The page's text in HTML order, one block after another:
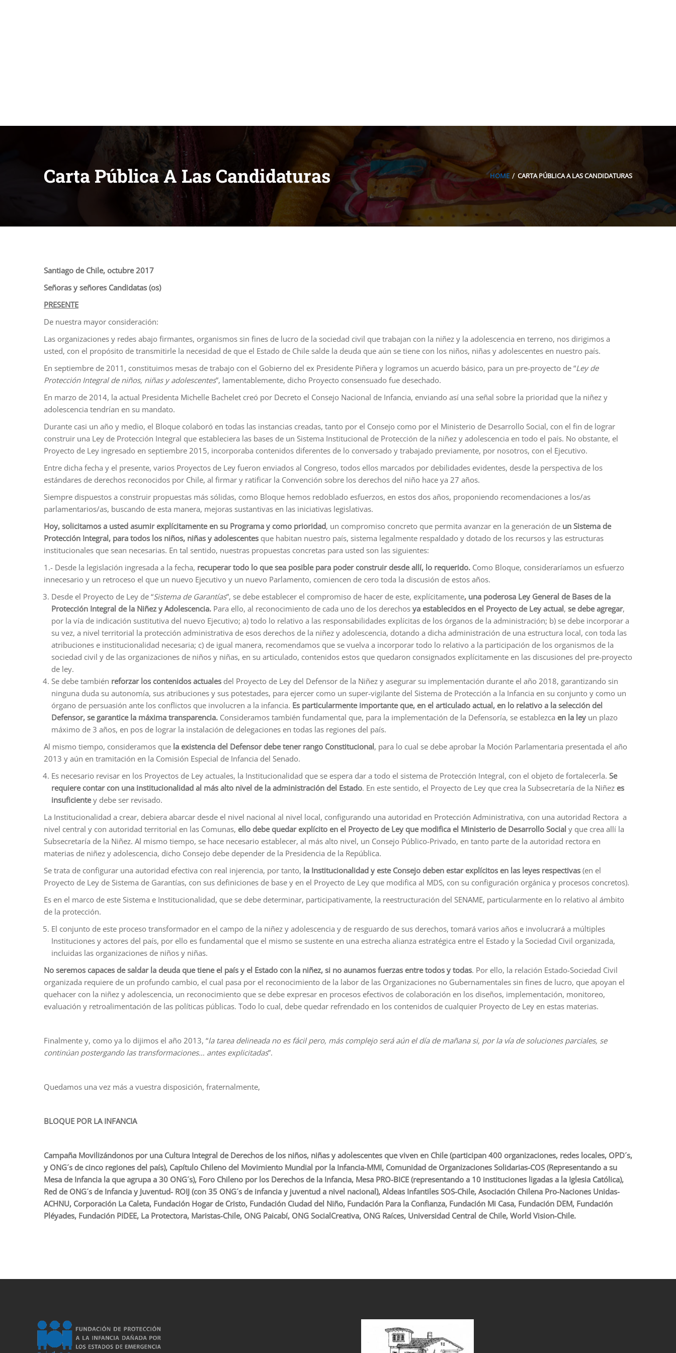
Carta Pública A Las Candidaturas HOME CARTA PÚBLICA A LAS CANDIDATURAS
Santiago de Chile, octubre 2017
Señoras y señores Candidatas (os)
PRESENTE
De nuestra mayor consideración:
Las organizaciones y redes abajo firmantes, organismos sin fines de lucro de la sociedad civil que trabajan con la niñez y la adolescencia en terreno, nos dirigimos a
usted, con el propósito de transmitirle la necesidad de que el Estado de Chile salde la deuda que aún se tiene con los niños, niñas y adolescentes en nuestro país.
En septiembre de 2011, constituimos mesas de trabajo con el Gobierno del ex Presidente Piñera y logramos un acuerdo básico, para un pre-proyecto de “Ley de
Protección Integral de niños, niñas y adolescentes”, lamentablemente, dicho Proyecto consensuado fue desechado.
En marzo de 2014, la actual Presidenta Michelle Bachelet creó por Decreto el Consejo Nacional de Infancia, enviando así una señal sobre la prioridad que la niñez y
adolescencia tendrían en su mandato.
Durante casi un año y medio, el Bloque colaboró en todas las instancias creadas, tanto por el Consejo como por el Ministerio de Desarrollo Social, con el fin de lograr
construir una Ley de Protección Integral que estableciera las bases de un Sistema Institucional de Protección de la niñez y adolescencia en todo el país. No obstante, el
Proyecto de Ley ingresado en septiembre 2015, incorporaba contenidos diferentes de lo conversado y trabajado previamente, por nosotros, con el Ejecutivo.
Entre dicha fecha y el presente, varios Proyectos de Ley fueron enviados al Congreso, todos ellos marcados por debilidades evidentes, desde la perspectiva de los
estándares de derechos reconocidos por Chile, al firmar y ratificar la Convención sobre los derechos del niño hace ya 27 años.
Siempre dispuestos a construir propuestas más sólidas, como Bloque hemos redoblado esfuerzos, en estos dos años, proponiendo recomendaciones a los/as
parlamentarios/as, buscando de esta manera, mejoras sustantivas en las iniciativas legislativas.
Hoy, solicitamos a usted asumir explícitamente en su Programa y como prioridad, un compromiso concreto que permita avanzar en la generación de un Sistema de
Protección Integral, para todos los niños, niñas y adolescentes que habitan nuestro país, sistema legalmente respaldado y dotado de los recursos y las estructuras
institucionales que sean necesarias. En tal sentido, nuestras propuestas concretas para usted son las siguientes:
1.- Desde la legislación ingresada a la fecha, recuperar todo lo que sea posible para poder construir desde allí, lo requerido. Como Bloque, consideraríamos un esfuerzo
innecesario y un retroceso el que un nuevo Ejecutivo y un nuevo Parlamento, comiencen de cero toda la discusión de estos años.
Desde el Proyecto de Ley de “Sistema de Garantías”, se debe establecer el compromiso de hacer de este, explícitamente, una poderosa Ley General de Bases de la
Protección Integral de la Niñez y Adolescencia. Para ello, al reconocimiento de cada uno de los derechos ya establecidos en el Proyecto de Ley actual, se debe agregar,
por la vía de indicación sustitutiva del nuevo Ejecutivo; a) todo lo relativo a las responsabilidades explícitas de los órganos de la administración; b) se debe incorporar a
su vez, a nivel territorial la protección administrativa de esos derechos de la niñez y adolescencia, dotando a dicha administración de una estructura local, con toda las
atribuciones e institucionalidad necesaria; c) de igual manera, recomendamos que se vuelva a incorporar todo lo relativo a la participación de los organismos de la
sociedad civil y de las organizaciones de niños y niñas, en su articulado, contenidos estos que quedaron consignados explícitamente en las discusiones del pre-proyecto
de ley.
Se debe también reforzar los contenidos actuales del Proyecto de Ley del Defensor de la Niñez y asegurar su implementación durante el año 2018, garantizando sin
ninguna duda su autonomía, sus atribuciones y sus potestades, para ejercer como un super-vigilante del Sistema de Protección a la Infancia en su conjunto y como un
órgano de persuasión ante los conflictos que involucren a la infancia. Es particularmente importante que, en el articulado actual, en lo relativo a la selección del
Defensor, se garantice la máxima transparencia. Consideramos también fundamental que, para la implementación de la Defensoría, se establezca en la ley un plazo
máximo de 3 años, en pos de lograr la instalación de delegaciones en todas las regiones del país.
Al mismo tiempo, consideramos que la existencia del Defensor debe tener rango Constitucional, para lo cual se debe aprobar la Moción Parlamentaria presentada el año
2013 y aún en tramitación en la Comisión Especial de Infancia del Senado.
Es necesario revisar en los Proyectos de Ley actuales, la Institucionalidad que se espera dar a todo el sistema de Protección Integral, con el objeto de fortalecerla. Se
requiere contar con una institucionalidad al más alto nivel de la administración del Estado. En este sentido, el Proyecto de Ley que crea la Subsecretaría de la Niñez es
insuficientey debe ser revisado.
La Institucionalidad a crear, debiera abarcar desde el nivel nacional al nivel local, configurando una autoridad en Protección Administrativa, con una autoridad Rectora a
nivel central y con autoridad territorial en las Comunas, ello debe quedar explícito en el Proyecto de Ley que modifica el Ministerio de Desarrollo Social y que crea allí la
Subsecretaría de la Niñez. Al mismo tiempo, se hace necesario establecer, al más alto nivel, un Consejo Público-Privado, en tanto parte de la autoridad rectora en
materias de niñez y adolescencia, dicho Consejo debe depender de la Presidencia de la República.
Se trata de configurar una autoridad efectiva con real injerencia, por tanto, la Institucionalidad y este Consejo deben estar explícitos en las leyes respectivas (en el
Proyecto de Ley de Sistema de Garantías, con sus definiciones de base y en el Proyecto de Ley que modifica al MDS, con su configuración orgánica y procesos concretos).
Es en el marco de este Sistema e Institucionalidad, que se debe determinar, participativamente, la reestructuración del SENAME, particularmente en lo relativo al ámbito
de la protección.
El conjunto de este proceso transformador en el campo de la niñez y adolescencia y de resguardo de sus derechos, tomará varios años e involucrará a múltiples
Instituciones y actores del país, por ello es fundamental que el mismo se sustente en una estrecha alianza estratégica entre el Estado y la Sociedad Civil organizada,
incluidas las organizaciones de niños y niñas.
No seremos capaces de saldar la deuda que tiene el país y el Estado con la niñez, si no aunamos fuerzas entre todos y todas. Por ello, la relación Estado-Sociedad Civil
organizada requiere de un profundo cambio, el cual pasa por el reconocimiento de la labor de las Organizaciones no Gubernamentales sin fines de lucro, que apoyan el
quehacer con la niñez y adolescencia, un reconocimiento que se debe expresar en procesos efectivos de colaboración en los diseños, implementación, monitoreo,
evaluación y retroalimentación de las políticas públicas. Todo lo cual, debe quedar refrendado en los contenidos de cualquier Proyecto de Ley en estas materias.
Finalmente y, como ya lo dijimos el año 2013, “la tarea delineada no es fácil pero, más complejo será aún el día de mañana si, por la vía de soluciones parciales, se
continúan postergando las transformaciones… antes explicitadas”.
Quedamos una vez más a vuestra disposición, fraternalmente,
BLOQUE POR LA INFANCIA
Campaña Movilizándonos por una Cultura Integral de Derechos de los niños, niñas y adolescentes que viven en Chile (participan 400 organizaciones, redes locales, OPD´s,
y ONG´s de cinco regiones del país), Capítulo Chileno del Movimiento Mundial por la Infancia-MMI, Comunidad de Organizaciones Solidarias-COS (Representando a su
Mesa de Infancia la que agrupa a 30 ONG´s), Foro Chileno por los Derechos de la Infancia, Mesa PRO-BICE (representando a 10 instituciones ligadas a la Iglesia Católica),
Red de ONG´s de Infancia y Juventud- ROIJ (con 35 ONG´s de infancia y juventud a nivel nacional), Aldeas Infantiles SOS-Chile, Asociación Chilena Pro-Naciones Unidas-
ACHNU, Corporación La Caleta, Fundación Hogar de Cristo, Fundación Ciudad del Niño, Fundación Para la Confianza, Fundación Mi Casa, Fundación DEM, Fundación
Pléyades, Fundación PIDEE, La Protectora, Maristas-Chile, ONG Paicabí, ONG SocialCreativa, ONG Raíces, Universidad Central de Chile, World Vision-Chile.